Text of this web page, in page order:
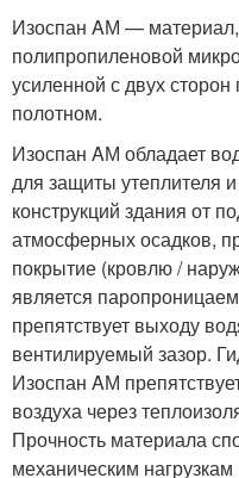
Изоспан AМ —
полипропиленовой
усиленной с двух
полотном.
Изоспан AМ обладает
для защиты утеплителя
конструкций здания от
атмосферных осадков,
покрытие (кровлю /
является
препятствует выходу
вентилируемый зазор.
Изоспан AМ
воздуха через
Прочность материала
механическим